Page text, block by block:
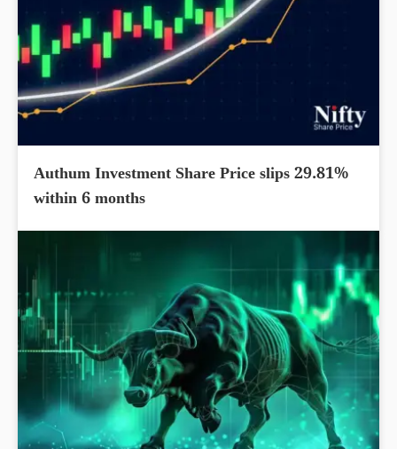
Authum Investment Share Price slips 29.81%
within 6 months